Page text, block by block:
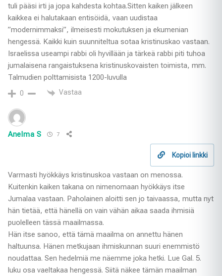
tuli pääsi irti ja jopa kahdesta kohtaa.Sitten kaiken jälkeen
kaikkea ei halutakaan entisöidä, vaan uudistaa
”modernimmaksi”, ilmeisesti mokutuksen ja ekumenian
hengessä. Kaikki kuin suunniteltua sotaa kristinuskao vastaan.
Israelissa useampi rabbi oli hyvillään ja tärkeä rabbi piti tuhoa
jumalaisena rangaistuksena kristinuskovaisten toimista, mm.
Talmudien polttamisista 1200-luvulla
0 Vastaa
Anelma S 7
Kopioi linkki
Varmasti hyökkäys kristinuskoa vastaan on menossa.
Kuitenkin kaiken takana on nimenomaan hyökkäys itse
Jumalaa vastaan. Paholainen aloitti sen jo taivaassa, mutta nyt
hän tietää, että hänellä on vain vähän aikaa saada ihmisiä
puolelleen tässä maailmassa.
Hän itse sanoo, että tämä maailma on annettu hänen
haltuunsa. Hänen metkujaan ihmiskunnan suuri enemmistö
noudattaa. Sen hedelmiä me näemme joka hetki. Lue Gal. 5.
luku osa vaeltakaa hengessä. Siitä näkee tämän maailman